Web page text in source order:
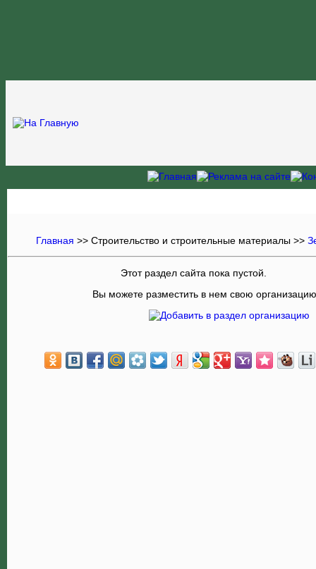
Главная >> Строительство и строительные материалы >>
Этот раздел сайта пока пустой.
Вы можете разместить в нем свою